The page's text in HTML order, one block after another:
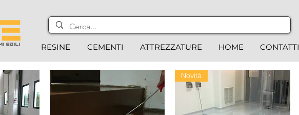
RESINE CEMENTI ATTREZZATURE HOME CONTATTI
Novità